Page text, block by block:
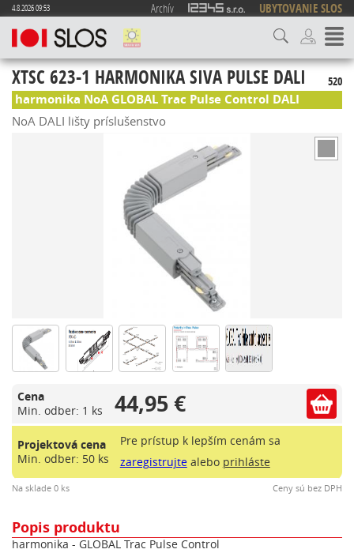
4.8.2026 09:53 Archív UBYTOVANIE SLOS
XTSC 623-1 HARMONIKA SIVA PULSE DALI 520
harmonika NoA GLOBAL Trac Pulse Control DALI
NoA DALI lišty príslušenstvo
Cena
Min. odber: 1 ks
44,95 €
Projektová cena
Min. odber: 50 ks
Pre prístup k lepším cenám sa
zaregistrujtealebo prihláste
Na sklade 0 ks Ceny sú bez DPH
Popis produktu
harmonika - GLOBAL Trac Pulse Control